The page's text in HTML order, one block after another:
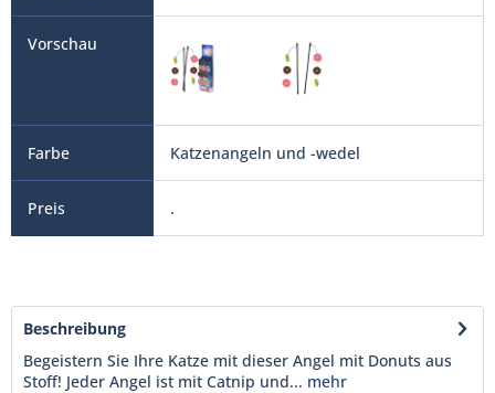
Katzenangeln und -wedel
.
Beschreibung
Begeistern Sie Ihre Katze mit dieser Angel mit Donuts aus
Stoff! Jeder Angel ist mit Catnip und... mehr